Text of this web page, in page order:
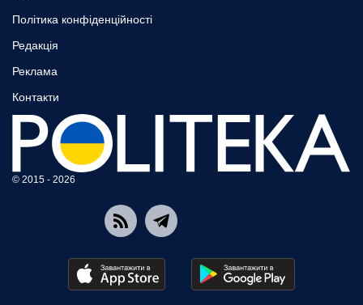
Політика конфіденційності
Редакція
Реклама
Контакти
© 2015 - 2026